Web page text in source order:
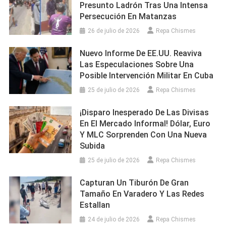
Presunto Ladrón Tras Una Intensa
Persecución En Matanzas
26 de julio de 2026 Repa Chismes
Nuevo Informe De EE.UU. Reaviva
Las Especulaciones Sobre Una
Posible Intervención Militar En Cuba
25 de julio de 2026 Repa Chismes
¡Disparo Inesperado De Las Divisas
En El Mercado Informal! Dólar, Euro
Y MLC Sorprenden Con Una Nueva
Subida
25 de julio de 2026 Repa Chismes
Capturan Un Tiburón De Gran
Tamaño En Varadero Y Las Redes
Estallan
24 de julio de 2026 Repa Chismes